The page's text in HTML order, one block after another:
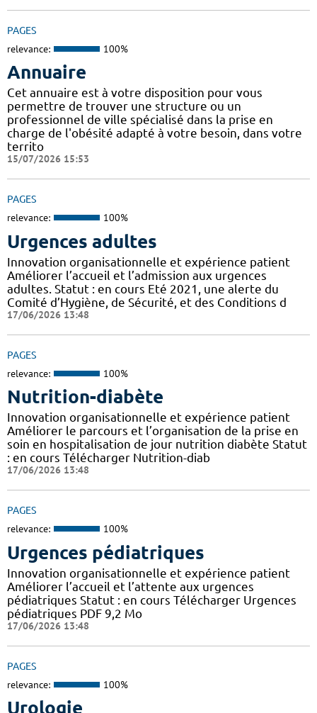
PAGES
relevance: 100%
Annuaire
Cet annuaire est à votre disposition pour vous
permettre de trouver une structure ou un
professionnel de ville spécialisé dans la prise en
charge de l'obésité adapté à votre besoin, dans votre
territo
15/07/2026 15:53
PAGES
relevance: 100%
Urgences adultes
Innovation organisationnelle et expérience patient
Améliorer l’accueil et l’admission aux urgences
adultes. Statut : en cours Eté 2021, une alerte du
Comité d’Hygiène, de Sécurité, et des Conditions d
17/06/2026 13:48
PAGES
relevance: 100%
Nutrition-diabète
Innovation organisationnelle et expérience patient
Améliorer le parcours et l’organisation de la prise en
soin en hospitalisation de jour nutrition diabète Statut
: en cours Télécharger Nutrition-diab
17/06/2026 13:48
PAGES
relevance: 100%
Urgences pédiatriques
Innovation organisationnelle et expérience patient
Améliorer l’accueil et l’attente aux urgences
pédiatriques Statut : en cours Télécharger Urgences
pédiatriques PDF 9,2 Mo
17/06/2026 13:48
PAGES
relevance: 100%
Urologie